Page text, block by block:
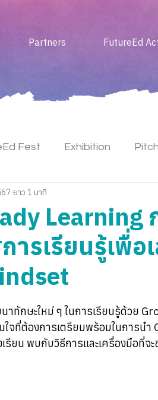
Partners FutureEd
Fest Exhibition
Meet Up
Learning
ารเรียนรู้เพื่อ
ยาว 1 นาที
าทักษะใหม่ ๆ ในการเรียนรู้ด้วย
จที่ต้องการเตรียมพร้อมในการน
เรียน พบกับวิธีการและเครื่องมือที่